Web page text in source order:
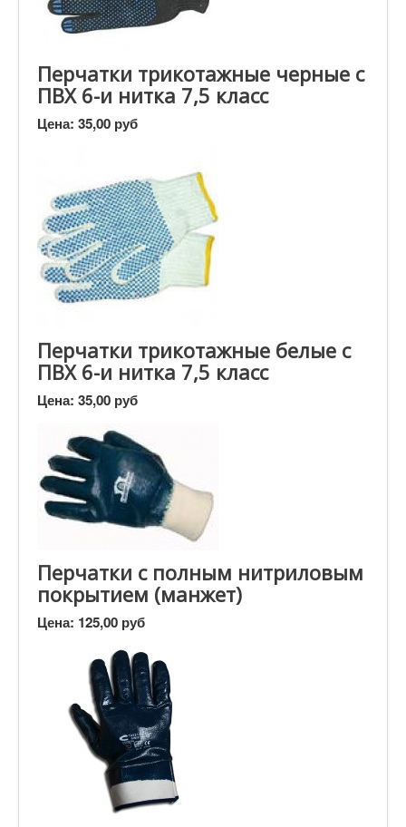
Перчатки трикотажные черные с
ПВХ 6-и нитка 7,5 класс
Цена: 35,00 руб
Перчатки трикотажные белые с
ПВХ 6-и нитка 7,5 класс
Цена: 35,00 руб
Перчатки с полным нитриловым
покрытием (манжет)
Цена: 125,00 руб